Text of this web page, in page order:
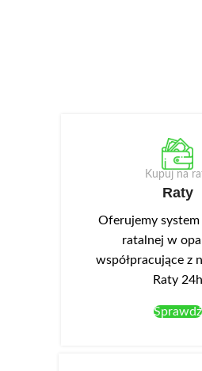
Kupuj na
Raty
Oferujemy system
ratalnej w
współpracujące z
Raty 24h
Sprawdź